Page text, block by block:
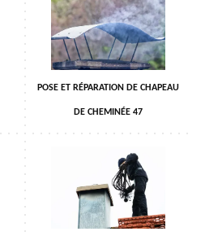
POSE ET RÉPARATION DE CHAPEAU
DE CHEMINÉE 47